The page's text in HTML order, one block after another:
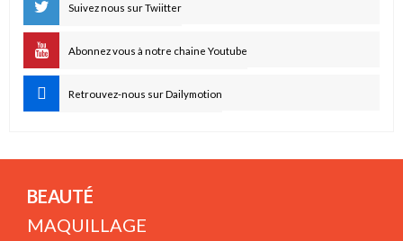
Suivez nous sur Twiitter
Abonnez vous à notre chaine Youtube
Retrouvez-nous sur Dailymotion
BEAUTÉ
MAQUILLAGE